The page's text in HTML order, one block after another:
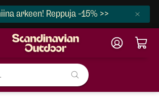
arkeen! Reppuja -15% >>